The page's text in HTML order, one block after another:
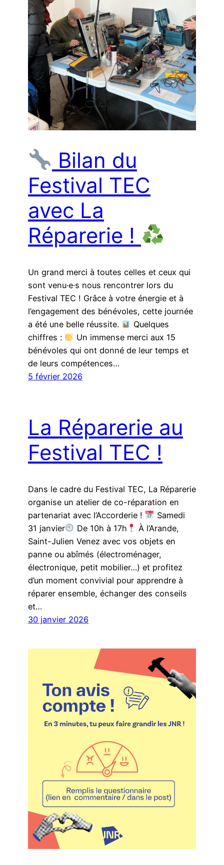
Bilan du
Festival TEC
avec La
Réparerie !
Un grand merci à toutes celles et ceux qui
sont venu·e·s nous rencontrer lors du
Festival TEC ! Grâce à votre énergie et à
l’engagement des bénévoles, cette journée
a été une belle réussite.
Quelques
chiffres :
Un immense merci aux 15
bénévoles qui ont donné de leur temps et
de leurs compétences…
5 février 2026
La Réparerie au
Festival TEC !
Dans le cadre du Festival TEC, La Réparerie
organise un atelier de co-réparation en
partenariat avec l’Accorderie !
Samedi
31 janvier
De 10h à 17h
À l’Arande,
Saint-Julien Venez avec vos objets en
panne ou abîmés (électroménager,
électronique, petit mobilier…) et profitez
d’un moment convivial pour apprendre à
réparer ensemble, échanger des conseils
et…
30 janvier 2026